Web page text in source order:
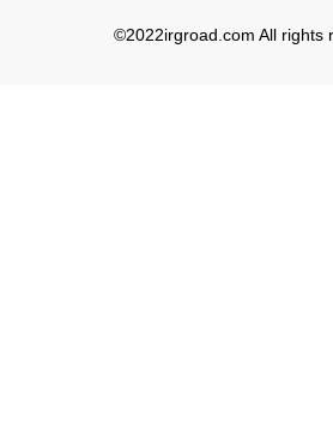
©2022irgroad.com All rights